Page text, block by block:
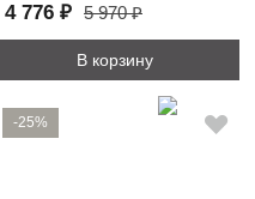
4 776 ₽ 5 970 ₽
В корзину
-25%